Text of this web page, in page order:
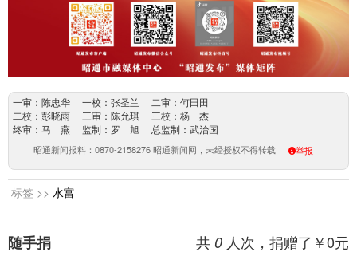
一审：陈忠华 一校：张圣兰 二审：何田田
二校：彭晓雨 三审：陈允琪 三校：杨 杰
终审：马 燕 监制：罗 旭 总监制：武治国
昭通新闻报料：0870-2158276 昭通新闻网，未经授权不得转载 举报
标签 >> 水富
共 0 人次，捐赠了￥0元
随手捐